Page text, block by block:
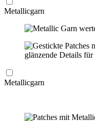
Metallicgarn
Metallicgarn